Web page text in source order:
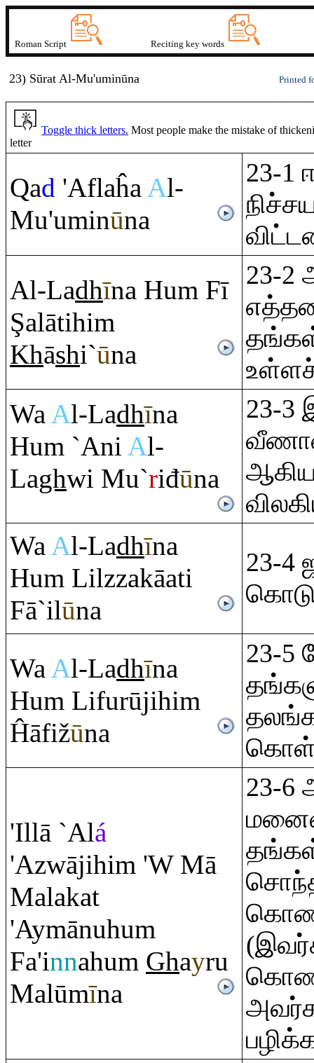
Roman Script Reciting key words
23) Sūrat Al-Mu'uminūna Printed
Toggle thick letters. Most people make the mistake of
letter
Qad 'AflaĥaAl-
Mu'uminūna
23-
Al-Ladhīna Hum Fī
Şalātihim
Khāshi`ūna
23-2
WaAl-Ladhīna
Hum `Ani Al-
Laghwi Mu`riđūna
23-
WaAl-Ladhīna
Hum Lilzzakāati
Fā`ilūna
23-4
WaAl-Ladhīna
Hum Lifurūjihim
Ĥāfižūna
23-5
'Illā `Alá
'Azwājihim 'W Mā
Malakat
'Aymānuhum
Fa'innahum Ghayru
Malūmīna
23-